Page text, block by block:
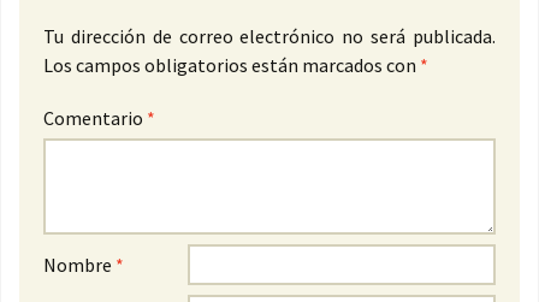
Tu dirección de correo electrónico no será publicada.
Los campos obligatorios están marcados con *
Comentario *
Nombre *